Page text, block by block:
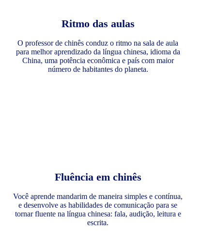
Ritmo das aulas
O professor de chinês conduz o ritmo na sala de aula
para melhor aprendizado da língua chinesa, idioma da
China, uma potência econômica e país com maior
número de habitantes do planeta.
Fluência em chinês
Você aprende mandarim de maneira simples e contínua,
e desenvolve as habilidades de comunicação para se
tornar fluente na língua chinesa: fala, audição, leitura e
escrita.